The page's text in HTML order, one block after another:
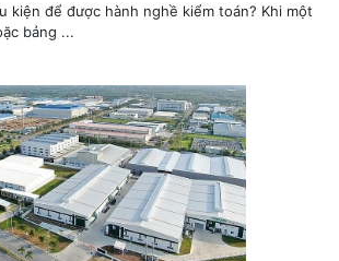
kiện để được hành nghề kiểm toán? Khi một
bảng ...